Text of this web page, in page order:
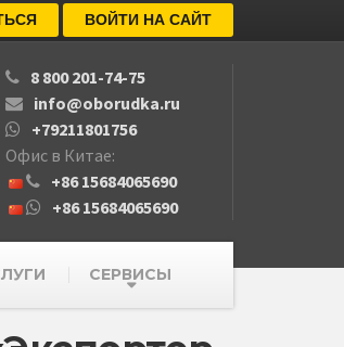
ВОЙТИ НА САЙТ
8 800 201-74-75
info@oborudka.ru
+79211801756
Офис в Китае:
+86 15684065690
+86 15684065690
СЕРВИСЫ